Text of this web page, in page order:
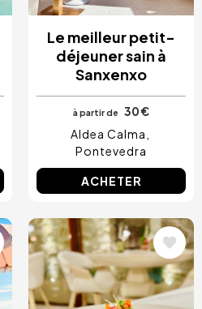
Le meilleur petit-
déjeuner sain à
Sanxenxo
à partir de
30 €
Aldea Calma
Pontevedra
ACHETER
Image